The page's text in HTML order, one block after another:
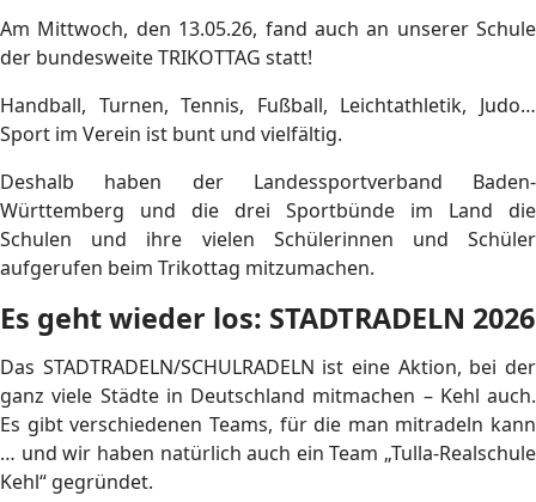
Am Mittwoch, den 13.05.26, fand auch an unserer Schule
der bundesweite TRIKOTTAG statt!
Handball, Turnen, Tennis, Fußball, Leichtathletik, Judo…
Sport im Verein ist bunt und vielfältig.
Deshalb haben der Landessportverband Baden-
Württemberg und die drei Sportbünde im Land die
Schulen und ihre vielen Schülerinnen und Schüler
aufgerufen beim Trikottag mitzumachen.
Es geht wieder los: STADTRADELN 2026
Das STADTRADELN/SCHULRADELN ist eine Aktion, bei der
ganz viele Städte in Deutschland mitmachen – Kehl auch.
Es gibt verschiedenen Teams, für die man mitradeln kann
… und wir haben natürlich auch ein Team „Tulla-Realschule
Kehl“ gegründet.